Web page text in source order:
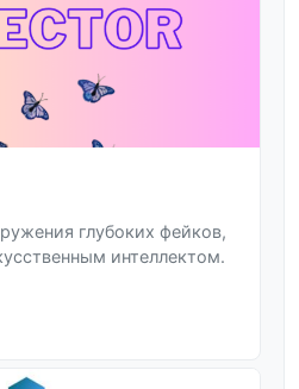
глубоких фейков,
интеллектом.